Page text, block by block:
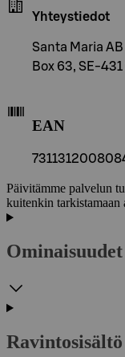
Yhteystiedot
Santa Maria AB
Box 63, SE-
EAN
Päivitämme palvelun
kuitenkin tarkistamaan
Ominaisuudet
Ravintosisältö